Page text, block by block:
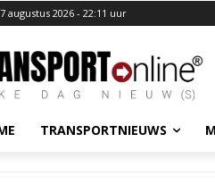
augustus 2026 - 22:11 uur
TRANSPORTNIEUWS